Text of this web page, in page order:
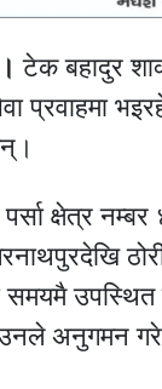
टेक बहादुर
प्रवाहमा
क्षेत्र
समयमै
अनुगमन